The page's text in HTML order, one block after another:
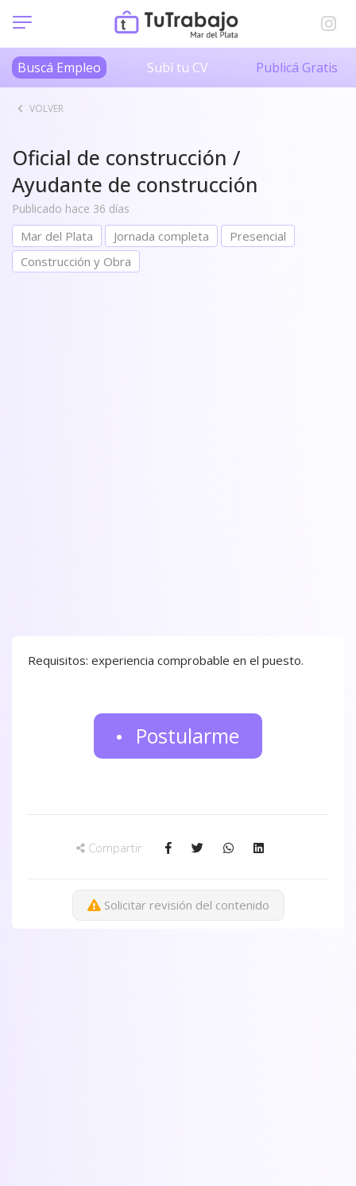
Buscá Empleo Subí tu CV Publicá Gratis
VOLVER
Oficial de construcción /
Ayudante de construcción
Publicado hace 36 días
Mar del Plata Jornada completa
Presencial
Construcción y Obra
Requisitos: experiencia comprobable en el puesto.
Postularme
Compartir
Solicitar revisión del contenido